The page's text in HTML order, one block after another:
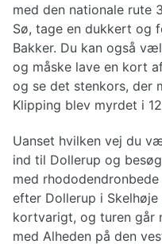
med den nationale
Sø, tage en dukkert og
Bakker. Du kan også
og måske lave en kort
og se det stenkors, der
Klipping blev myrdet i
Uanset hvilken vej du
ind til Dollerup og
med
efter Dollerup i
kortvarigt, og turen går
med Alheden på den